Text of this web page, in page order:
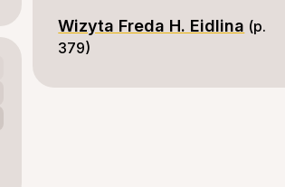
Wizyta Freda H. Eidlina (p.
379)